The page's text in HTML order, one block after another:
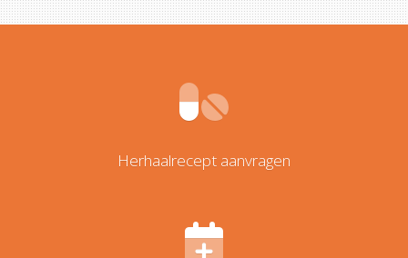
Herhaalrecept aanvragen